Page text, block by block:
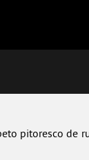
pitoresco